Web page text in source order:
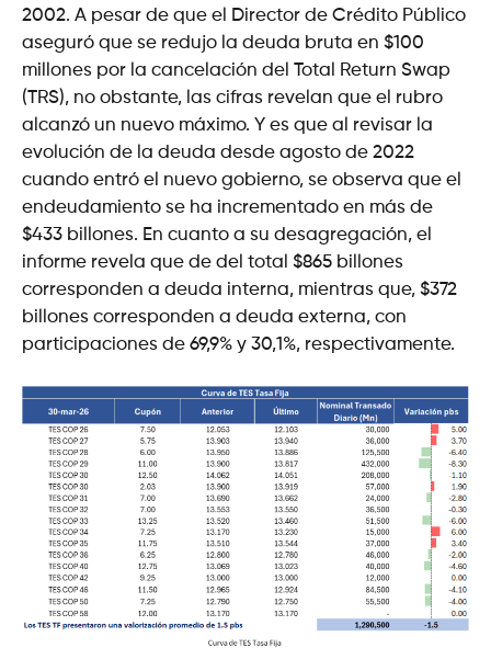
2002. A pesar de que el Director de Crédito Público
aseguró que se redujo la deuda bruta en $100
millones por la cancelación del Total Return Swap
(TRS), no obstante, las cifras revelan que el rubro
alcanzó un nuevo máximo. Y es que al revisar la
evolución de la deuda desde agosto de 2022
cuando entró el nuevo gobierno, se observa que el
endeudamiento se ha incrementado en más de
$433 billones. En cuanto a su desagregación, el
informe revela que de del total $865 billones
corresponden a deuda interna, mientras que, $372
billones corresponden a deuda externa, con
participaciones de 69,9% y 30,1%, respectivamente.